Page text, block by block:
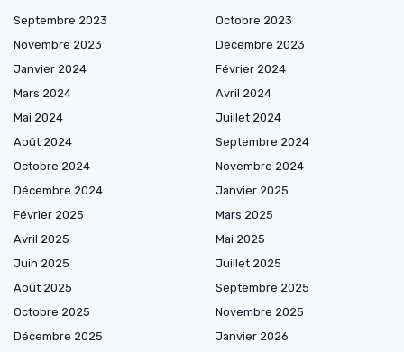
Septembre 2023
Octobre 2023
Novembre 2023
Décembre 2023
Janvier 2024
Février 2024
Mars 2024
Avril 2024
Mai 2024
Juillet 2024
Août 2024
Septembre 2024
Octobre 2024
Novembre 2024
Décembre 2024
Janvier 2025
Février 2025
Mars 2025
Avril 2025
Mai 2025
Juin 2025
Juillet 2025
Août 2025
Septembre 2025
Octobre 2025
Novembre 2025
Décembre 2025
Janvier 2026